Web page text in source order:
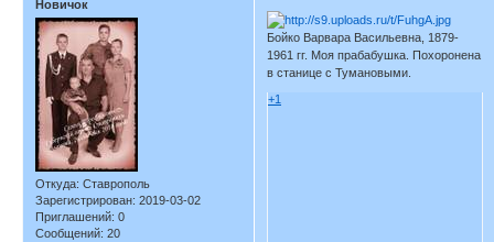
Новичок
Откуда: Ставрополь
Зарегистрирован: 2019-03-02
Приглашений: 0
Сообщений: 20
Бойко Варвара Васильевна, 1879-
1961 гг. Моя прабабушка. Похоронена
в станице с Тумановыми.
+1